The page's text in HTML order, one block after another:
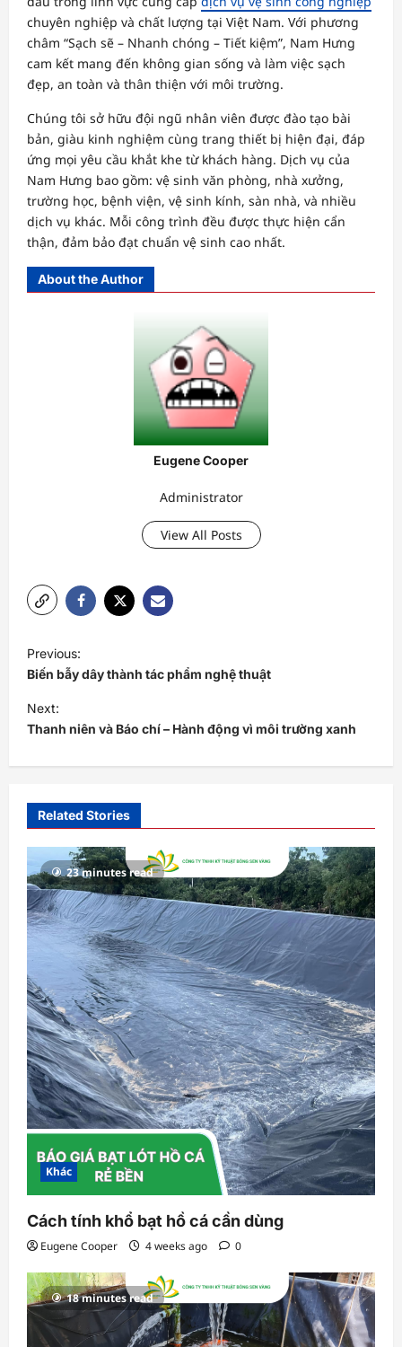
chuyên nghiệp và chất lượng tại Việt Nam. Với phương
châm “Sạch sẽ – Nhanh chóng – Tiết kiệm”, Nam Hưng
cam kết mang đến không gian sống và làm việc sạch
đẹp, an toàn và thân thiện với môi trường.
Chúng tôi sở hữu đội ngũ nhân viên được đào tạo bài
bản, giàu kinh nghiệm cùng trang thiết bị hiện đại, đáp
ứng mọi yêu cầu khắt khe từ khách hàng. Dịch vụ của
Nam Hưng bao gồm: vệ sinh văn phòng, nhà xưởng,
trường học, bệnh viện, vệ sinh kính, sàn nhà, và nhiều
dịch vụ khác. Mỗi công trình đều được thực hiện cẩn
thận, đảm bảo đạt chuẩn vệ sinh cao nhất.
About the Author
Eugene Cooper
Administrator
View All Posts
o
s
t
v
g
a
t
o
n
Previous:
Biến bẫy dây thành tác phẩm nghệ thuật
Next:
Thanh niên và Báo chí – Hành động vì môi trường xanh
Related Stories
23 minutes read
Khác
Cách tính khổ bạt hồ cá cần dùng
Eugene Cooper 4 weeks ago 0
18 minutes read